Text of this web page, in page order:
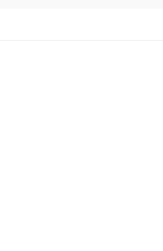
能にします。この相互運用性は